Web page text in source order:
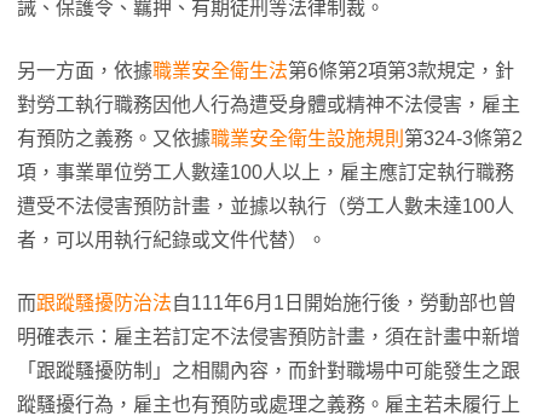
誡、保護令、羈押、有期徒刑等法律制裁。
另一方面，依據職業安全衛生法第6條第2項第3款規定，針
對勞工執行職務因他人行為遭受身體或精神不法侵害，雇主
有預防之義務。又依據職業安全衛生設施規則 第324-3條第2
項，事業單位勞工人數達100人以上，雇主應訂定執行職務
遭受不法侵害預防計畫，並據以執行（勞工人數未達100人
者，可以用執行紀錄或文件代替）。
而跟蹤騷擾防治法自111年6月1日開始施行後，勞動部也曾
明確表示：雇主若訂定不法侵害預防計畫，須在計畫中新增
「跟蹤騷擾防制」之相關內容，而針對職場中可能發生之跟
蹤騷擾行為，雇主也有預防或處理之義務。雇主若未履行上